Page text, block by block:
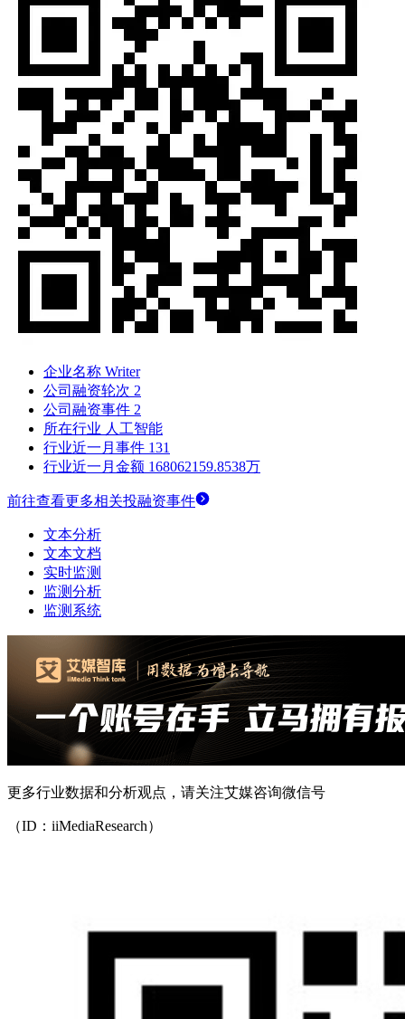
企业名称 Writer
公司融资轮次 2
公司融资事件 2
所在行业 人工智能
行业近一月事件 131
行业近一月金额 168062159.8538万
前往查看更多相关投融资事件
文本分析
文本文档
实时监测
监测分析
监测系统
更多行业数据和分析观点，请关注艾媒咨询微信号
（ID：iiMediaResearch）